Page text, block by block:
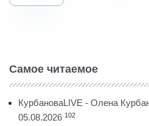
Самое читаемое
КурбановаLIVE - Олена
05.08.2026 102